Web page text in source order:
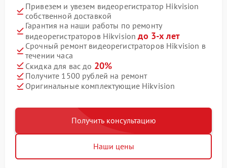
Привезем и увезем видеорегистратор Hikvision
собственной доставкой
Гарантия на наши работы по ремонту
видеорегистраторов Hikvisionдо 3-х лет
Срочный ремонт видеорегистраторов Hikvision в
течении часа
Скидка для вас до 20%
Получите 1500 рублей на ремонт
Оригинальные комплектующие Hikvision
Получить консультацию
Наши цены